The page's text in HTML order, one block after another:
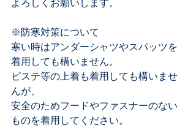
※防寒対策について
寒い時はアンダーシャツやスパッツを
着用しても構いません。
ピステ等の上着も着用しても構いませ
んが、
安全のためフードやファスナーのない
ものを着用してください。